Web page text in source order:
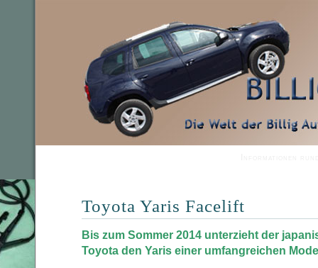
Toyota Yaris Facelift
Bis zum Sommer 2014 unterzieht der
Toyota den Yaris einer umfangreichen